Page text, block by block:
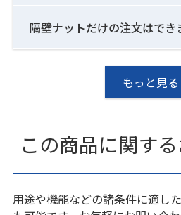
隔壁ナットだけの注文はでき
もっと見る
この商品に関す
用途や機能などの諸条件に適し